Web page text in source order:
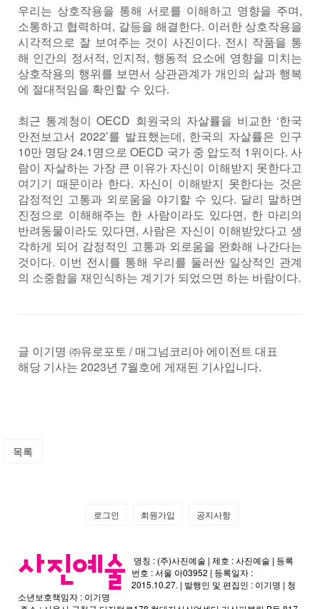
우리는 상호작용을 통해 서로를 이해하고 영향을 주며,
소통하고 협력하며, 갈등을 해결한다. 이러한 상호작용을
시각적으로 잘 보여주는 것이 사진이다. 전시 작품을 통
해 인간의 정서적, 인지적, 행동적 요소에 영향을 미치는
상호작용의 행위를 보면서 상관관계가 개인의 삶과 행복
에 절대적임을 확인할 수 있다.
최근 통계청이 OECD 회원국의 자살률을 비교한 ‘한국
안전보고서 2022’를 발표했는데, 한국의 자살률은 인구
10만 명당 24.1명으로 OECD 국가 중 압도적 1위이다. 사
람이 자살하는 가장 큰 이유가 자신이 이해받지 못한다고
여기기 때문이라 한다. 자신이 이해받지 못한다는 것은
감정적인 고통과 외로움을 야기할 수 있다. 달리 말하면
진정으로 이해해주는 한 사람이라도 있다면, 한 마리의
반려동물이라도 있다면, 사람은 자신이 이해받았다고 생
각하게 되어 감정적인 고통과 외로움을 완화해 나간다는
것이다. 이번 전시를 통해 우리를 둘러싼 일상적인 관계
의 소중함을 재인식하는 계기가 되었으면 하는 바람이다.
글 이기명 ㈜유로포토 / 매그넘코리아 에이전트 대표
해당 기사는 2023년 7월호에 게재된 기사입니다.
목록
로그인 회원가입 공지사항
명칭 : (주)사진예술 | 제호 : 사진예술 | 등록
번호 : 서울 아03952 | 등록일자 :
2015.10.27. | 발행인 및 편집인 : 이기명 | 청
소년보호책임자 : 이기명